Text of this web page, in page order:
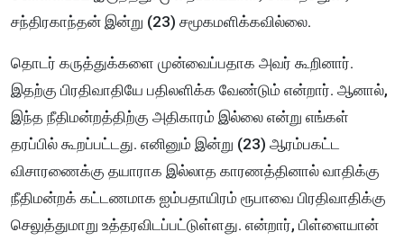
சந்திரகாந்தன் இன்று (23) சமூகமளிக்கவில்லை.
தொடர் கருத்துக்களை முன்வைப்பதாக அவர் கூறினார்.
இதற்கு பிரதிவாதியே பதிலளிக்க வேண்டும் என்றார். ஆனால்,
இந்த நீதிமன்றத்திற்கு அதிகாரம் இல்லை என்று எங்கள்
தரப்பில் கூறப்பட்டது. எனினும் இன்று (23) ஆரம்பகட்ட
விசாரணைக்கு தயாராக இல்லாத காரணத்தினால் வாதிக்கு
நீதிமன்றக் கட்டணமாக ஐம்பதாயிரம் ரூபாவை பிரதிவாதிக்கு
செலுத்துமாறு உத்தரவிடப்பட்டுள்ளது. என்றார், பிள்ளையான்